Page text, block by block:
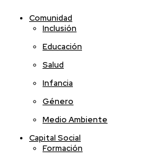
Comunidad
Inclusión
Educación
Salud
Infancia
Género
Medio Ambiente
Capital Social
Formación